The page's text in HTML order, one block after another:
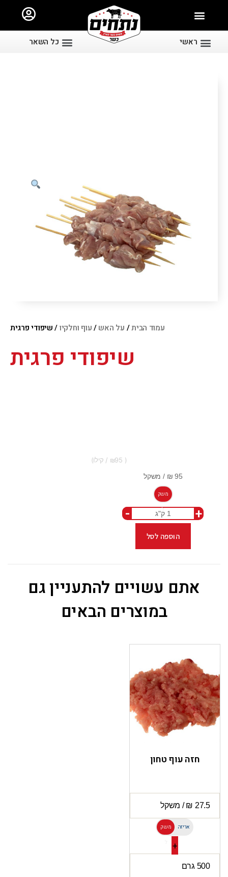
ראשי כל השאר
עמוד הבית/ על האש/עוף וחלקיו/ שיפודי פרגית
שיפודי פרגית
95
משק
ל +
-
הוספה לסל
אתם עשויים להתעניין גם
במוצרים הבאים
חזה עוף טחון
משק אריזה
+